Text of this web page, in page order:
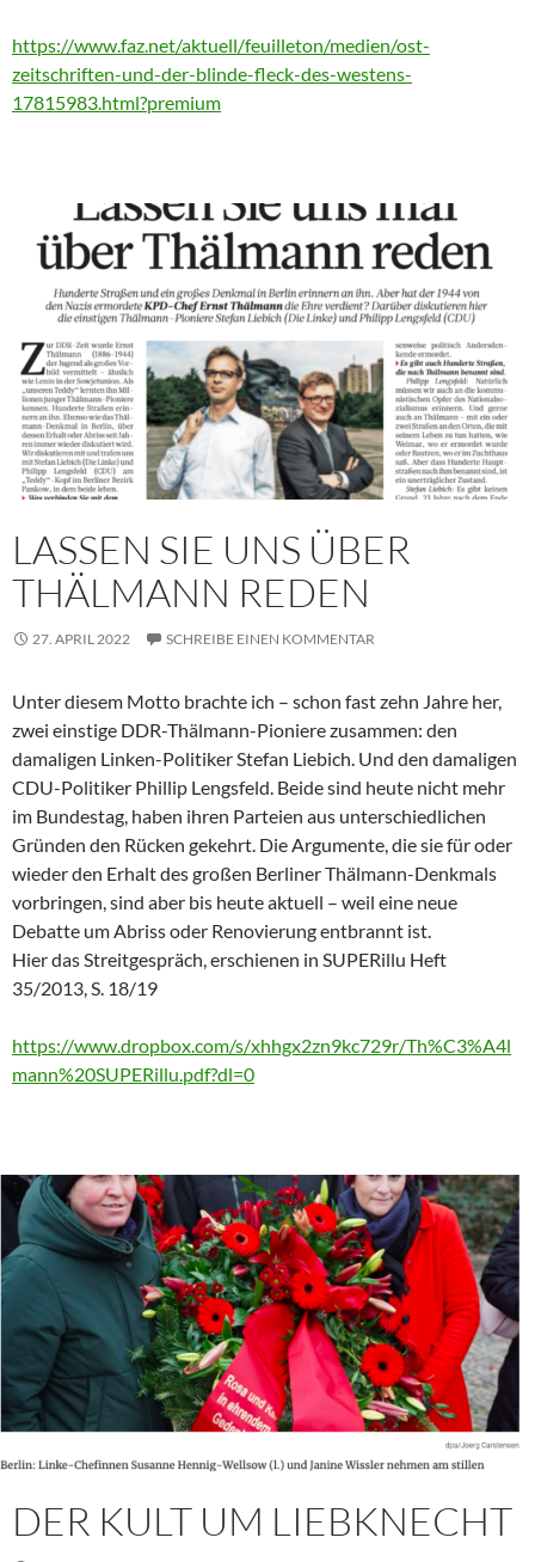
https://www.faz.net/aktuell/feuilleton/medien/ost-
zeitschriften-und-der-blinde-fleck-des-westens-
17815983.html?premium
LASSEN SIE UNS ÜBER
THÄLMANN REDEN
27. APRIL 2022 SCHREIBE EINEN KOMMENTAR
Unter diesem Motto brachte ich – schon fast zehn Jahre her,
zwei einstige DDR-Thälmann-Pioniere zusammen: den
damaligen Linken-Politiker Stefan Liebich. Und den damaligen
CDU-Politiker Phillip Lengsfeld. Beide sind heute nicht mehr
im Bundestag, haben ihren Parteien aus unterschiedlichen
Gründen den Rücken gekehrt. Die Argumente, die sie für oder
wieder den Erhalt des großen Berliner Thälmann-Denkmals
vorbringen, sind aber bis heute aktuell – weil eine neue
Debatte um Abriss oder Renovierung entbrannt ist.
Hier das Streitgespräch, erschienen in SUPERillu Heft
35/2013, S. 18/19
https://www.dropbox.com/s/xhhgx2zn9kc729r/Th%C3%A4l
mann%20SUPERillu.pdf?dl=0
DER KULT UM LIEBKNECHT